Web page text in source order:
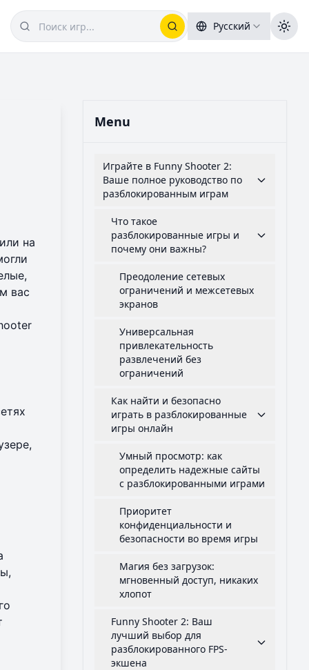
Русский
на
вас
Menu
Играйте в Funny Shooter 2:
Ваше полное руководство по
разблокированным играм
Что такое
разблокированные игры и
почему они важны?
Преодоление сетевых
ограничений и межсетевых
экранов
Универсальная
привлекательность
развлечений без
ограничений
Как найти и безопасно
играть в разблокированные
игры онлайн
Умный просмотр: как
определить надежные сайты
с разблокированными играми
Приоритет
конфиденциальности и
безопасности во время игры
Магия без загрузок:
мгновенный доступ, никаких
хлопот
Funny Shooter 2: Ваш
лучший выбор для
разблокированного FPS-
экшена